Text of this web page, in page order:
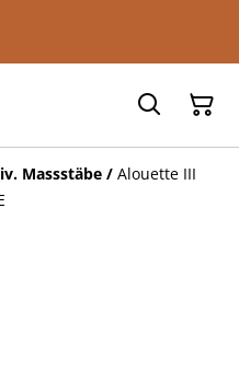
Massstäbe / Alouette III